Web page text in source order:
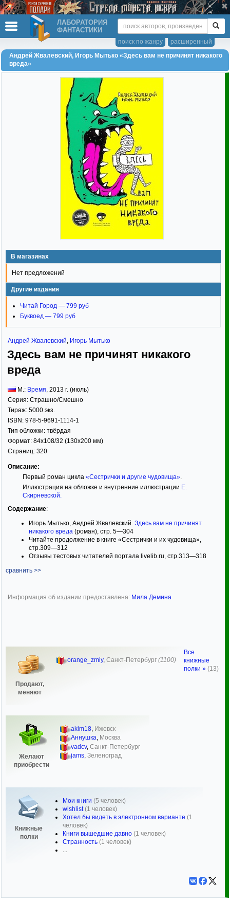
ЛАБОРАТОРИЯ
ФАНТАСТИКИ
расширенный
поиск по жанру
Андрей Жвалевский, Игорь Мытько «Здесь вам не причинят никакого
вреда»
В магазинах
Нет предложений
Другие издания
Читай Город — 799 руб
Буквоед — 799 руб
Андрей Жвалевский, Игорь Мытько
Здесь вам не причинят никакого
вреда
М.: Время, 2013 г. (июль)
Серия: Страшно/Смешно
Тираж: 5000 экз.
ISBN: 978-5-9691-1114-1
Тип обложки: твёрдая
Формат: 84x108/32 (130x200 мм)
Страниц: 320
Описание:
Первый роман цикла «Сестрички и другие чудовища».
Иллюстрация на обложке и внутренние иллюстрации Е.
Скирневской.
Содержание:
Игорь Мытько, Андрей Жвалевский. Здесь вам не причинят
никакого вреда (роман), стр. 5—304
Читайте продолжение в книге «Сестрички и их чудовища»,
стр.309—312
Отзывы тестовых читателей портала livelib.ru, стр.313—318
сравнить >>
Информация об издании предоставлена: Мила Демина
Продают,
меняют
orange_zmiy, Санкт-Петербург (1100)
Желают
приобрести
akim18, Ижевск
Аннушка, Москва
vadcv, Санкт-Петербург
jams, Зеленоград
Книжные
полки
Мои книги (5 человек)
wishlist (1 человек)
Хотел бы видеть в электронном варианте (1
человек)
Книги вышедшие давно (1 человек)
Странность (1 человек)
...
Все
книжные
полки » (13)